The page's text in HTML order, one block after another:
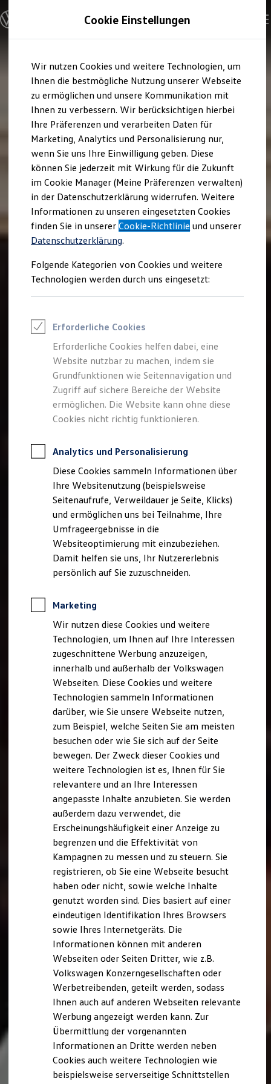
Hauptinhalt
springen
Footer
springen
Modelle und Konfigurator
Konfigurator
Modelle vergleichen
Elektroautos
ENERGY Sondermodelle
Nutzfahrzeuge
SUV und CUV
Familienautos
Kombis
Kompaktwagen
Sportwagen
Schnell verfügbare Fahrzeuge
Angebote und Produkte
Aktuelle Angebote
E-Auto-Förderung
Volkswagen Marktplatz
Die ENERGY Sondermodelle
Junge Gebrauchtwagen und Gebrauchtwagen
Volkswagen Zertifizierte Gebrauchtwagen
Elektromobilität bei Gebrauchtwagen
Saisonangebote
Reifenpakete
Leasing
Leasing-Angebote
Elektroauto Leasing
Kleinwagen-Leasing
Leasing ohne Anzahlung
Finanzierung
Autokredit mit Schlussrate
Versicherungen und Garantien
Kfz-Versicherung
Restschuldversicherungen
Garantien
Professional Class bei Volkswagen
Behörden
Direktkunden
Sonderfahrzeuge
Anpfiff zum Gewinn
Elektromobilität
Elektroautos
ID. Tutorials
Elektrofahrzeugkonzepte
ID. EVERY1
Reichweite
Rekuperation
Laden unterwegs
Laden Zuhause
Ladestationen finden
Ladezeitensimulator
Batterie
Sicherheit
Nachhaltigkeit
Technologie
Kosten und Kauf
Verbrauchskosten
Kaufoptionen
E-Auto-Förderung
Software und Konnektivität
Die ID. Software 6
ID. Software Versionen und Updates
Digitale Extras
Schnittstellen zu Ihrem ID.
Marke und Erlebnis
Volkswagen R und R Experience
R-Modelle
R Experience
Driving Experience
Volkswagen entdecken
Werkbesichtigung
Lifestyle Shop
T-Roc Kollektion
Golf Kollektion
Volkswagen Kollektion
R-Kollektion
GTI Kollektion
Fußball Drop
we drive football
#wedriveproud
Besitzer und Service
myVolkswagen
Software Updates
Service und Ersatzteile
Inspektion und HU/AU
Cookie Einstellungen
Wir nutzen Cookies und weitere Technologien, um
Ihnen die bestmögliche Nutzung unserer Webseite
zu ermöglichen und unsere Kommunikation mit
Ihnen zu verbessern. Wir berücksichtigen hierbei
Ihre Präferenzen und verarbeiten Daten für
Marketing, Analytics und Personalisierung nur,
wenn Sie uns Ihre Einwilligung geben. Diese
können Sie jederzeit mit Wirkung für die Zukunft
im Cookie Manager (Meine Präferenzen verwalten)
in der Datenschutzerklärung widerrufen. Weitere
Informationen zu unseren eingesetzten Cookies
finden Sie in unsererCookie-Richtlinie und unserer
Datenschutzerklärung.
Folgende Kategorien von Cookies und weitere
Technologien werden durch uns eingesetzt:
Erforderliche Cookies
Erforderliche Cookies helfen dabei, eine
Website nutzbar zu machen, indem sie
Grundfunktionen wie Seitennavigation und
Zugriff auf sichere Bereiche der Website
ermöglichen. Die Website kann ohne diese
Cookies nicht richtig funktionieren.
Analytics und Personalisierung
Diese Cookies sammeln Informationen über
Ihre Websitenutzung (beispielsweise
Seitenaufrufe, Verweildauer je Seite, Klicks)
und ermöglichen uns bei Teilnahme, Ihre
Umfrageergebnisse in die
Websiteoptimierung mit einzubeziehen.
Damit helfen sie uns, Ihr Nutzererlebnis
persönlich auf Sie zuzuschneiden.
Marketing
Wir nutzen diese Cookies und weitere
Technologien, um Ihnen auf Ihre Interessen
zugeschnittene Werbung anzuzeigen,
innerhalb und außerhalb der Volkswagen
Webseiten. Diese Cookies und weitere
Technologien sammeln Informationen
darüber, wie Sie unsere Webseite nutzen,
zum Beispiel, welche Seiten Sie am meisten
besuchen oder wie Sie sich auf der Seite
bewegen. Der Zweck dieser Cookies und
weitere Technologien ist es, Ihnen für Sie
relevantere und an Ihre Interessen
angepasste Inhalte anzubieten. Sie werden
außerdem dazu verwendet, die
Erscheinungshäufigkeit einer Anzeige zu
begrenzen und die Effektivität von
Kampagnen zu messen und zu steuern. Sie
registrieren, ob Sie eine Webseite besucht
haben oder nicht, sowie welche Inhalte
genutzt worden sind. Dies basiert auf einer
eindeutigen Identifikation Ihres Browsers
sowie Ihres Internetgeräts. Die
Informationen können mit anderen
Webseiten oder Seiten Dritter, wie z.B.
Volkswagen Konzerngesellschaften oder
Werbetreibenden, geteilt werden, sodass
Ihnen auch auf anderen Webseiten relevante
Werbung angezeigt werden kann. Zur
Übermittlung der vorgenannten
Informationen an Dritte werden neben
Cookies auch weitere Technologien wie
beispielsweise serverseitige Schnittstellen